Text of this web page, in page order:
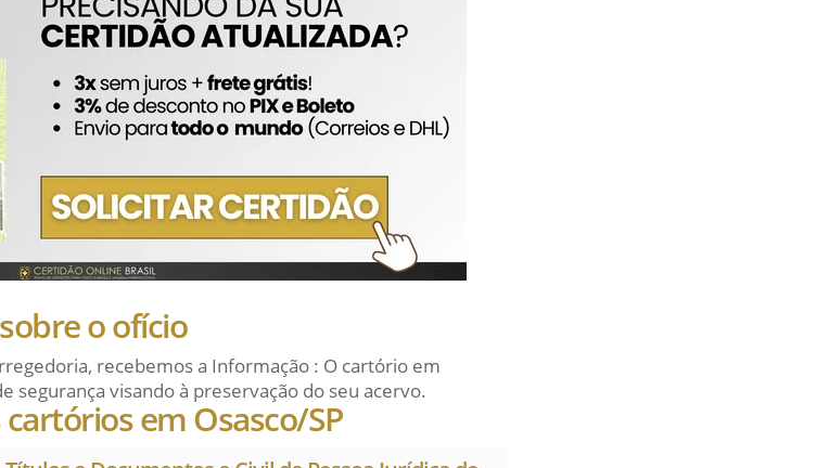
o ofício
recebemos a Informação : O cartório em
segurança visando à preservação do seu acervo.
em Osasco/SP